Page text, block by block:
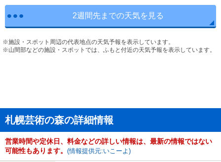
2週間先までの天気を見る
※施設・スポット周辺の代表地点の天気予報を表示しています。
※山間部などの施設・スポットでは、ふもと付近の天気予報を表示しています。
札幌芸術の森の詳細情報
営業時間や定休日、料金などの詳しい情報は、最新の情報ではない
可能性もあります。 (情報提供元:いこーよ)